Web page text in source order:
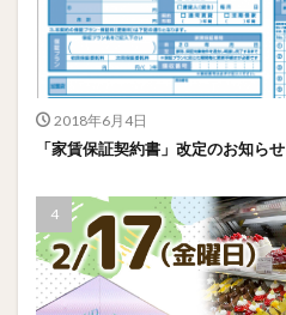
2018年6月4日
「家賃保証契約書」改定のお知らせ